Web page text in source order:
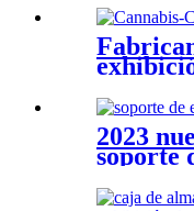
Vitrina
2023
soporte
bambú